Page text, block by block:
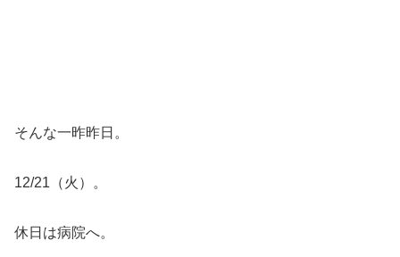
そんな一昨昨日。
12/21（火）。
休日は病院へ。